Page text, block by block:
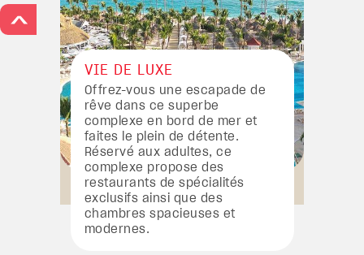
VIE DE LUXE
Offrez-vous une escapade de
rêve dans ce superbe
complexe en bord de mer et
faites le plein de détente.
Réservé aux adultes, ce
complexe propose des
restaurants de spécialités
exclusifs ainsi que des
chambres spacieuses et
modernes.